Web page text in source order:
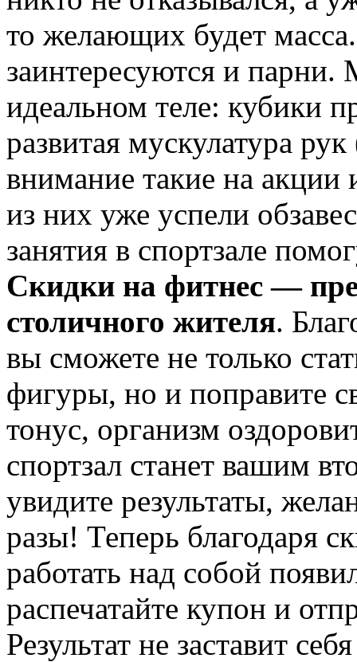
то желающих будет
заинтересуются и
идеальном теле: кубики
развитая мускулатура
внимание такие на
из них уже успели
занятия в спортзале
Скидки на фитнес —
столичного жителя.
вы сможете не только
фигуры, но и поправите
тонус, организм
спортзал станет вашим
увидите результаты,
разы! Теперь благодаря
работать над собой
распечатайте купон и
Результат не заставит